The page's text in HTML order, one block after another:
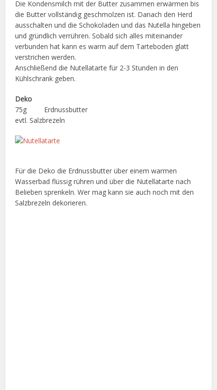
Die Kondensmilch mit der Butter zusammen erwärmen bis
die Butter vollständig geschmolzen ist. Danach den Herd
ausschalten und die Schokoladen und das Nutella hingeben
und gründlich verrühren. Sobald sich alles miteinander
verbunden hat kann es warm auf dem Tarteboden glatt
verstrichen werden.
Anschließend die Nutellatarte für 2-3 Stunden in den
Kühlschrank geben.
Deko
75g Erdnussbutter
evtl. Salzbrezeln
Für die Deko die Erdnussbutter über einem warmen
Wasserbad flüssig rühren und über die Nutellatarte nach
Belieben sprenkeln. Wer mag kann sie auch noch mit den
Salzbrezeln dekorieren.